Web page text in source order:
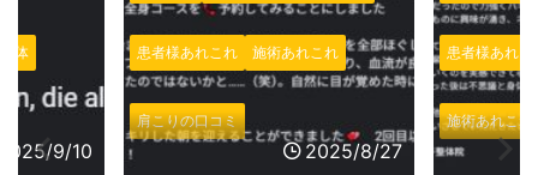
整体
9/10
患者様あれこれ 施術あれこれ
肩こりの口コミ
2025/8/27
患者様あれこ
施術あれこれ